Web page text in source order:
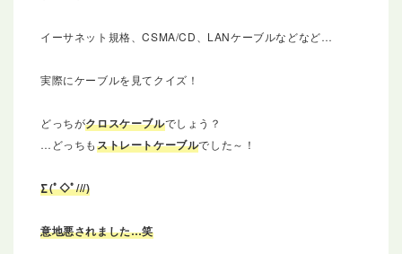
イーサネット規格、CSMA/CD、LANケーブルなどなど…
実際にケーブルを見てクイズ！
どっちがクロスケーブルでしょう？
…どっちもストレートケーブルでした～！
∑(ﾟ◇ﾟ///)
意地悪されました…笑